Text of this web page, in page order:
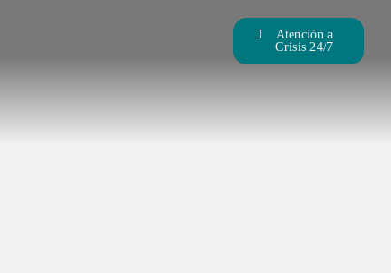
Atención a
Crisis 24/7